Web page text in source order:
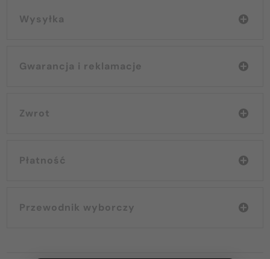
Wysyłka
Gwarancja i reklamacje
Zwrot
Płatność
Przewodnik wyborczy